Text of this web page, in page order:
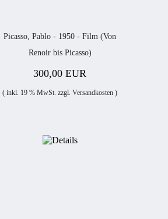
Picasso, Pablo - 1950 - Film (Von
Renoir bis Picasso)
300,00 EUR
( inkl. 19 % MwSt. zzgl.Versandkosten )